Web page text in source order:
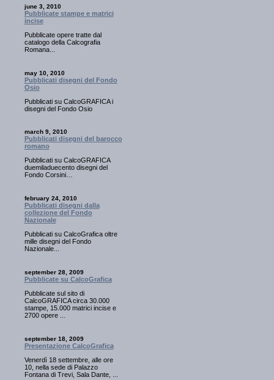
june 3, 2010
Pubblicate stampe e matrici
incise
Pubblicate opere tratte dal
catalogo della Calcografia
Romana...
may 10, 2010
Pubblicati disegni del Fondo
Osio
Pubblicati su CalcoGRAFICA i
disegni del Fondo Osio
march 9, 2010
Pubblicati disegni del barocco
romano
Pubblicati su CalcoGRAFICA
duemiladuecento disegni del
Fondo Corsini…
february 24, 2010
Pubblicati disegni dalla
collezione del Fondo
Nazionale
Pubblicati su CalcoGrafica oltre
mille disegni del Fondo
Nazionale...
september 28, 2009
Pubblicate su CalcoGrafica
Pubblicate sul sito di
CalcoGRAFICA circa 30.000
stampe, 15.000 matrici incise e
2700 opere ...
september 18, 2009
Presentazione CalcoGrafica
Venerdì 18 settembre, alle ore
10, nella sede di Palazzo
Fontana di Trevi, Sala Dante, ...